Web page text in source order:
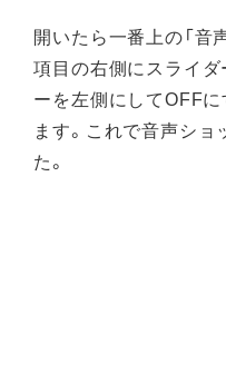
開いたら一番上の「音
項目の右側にスライ
ーを左側にしてOFF
ます。これで音声シ
た。